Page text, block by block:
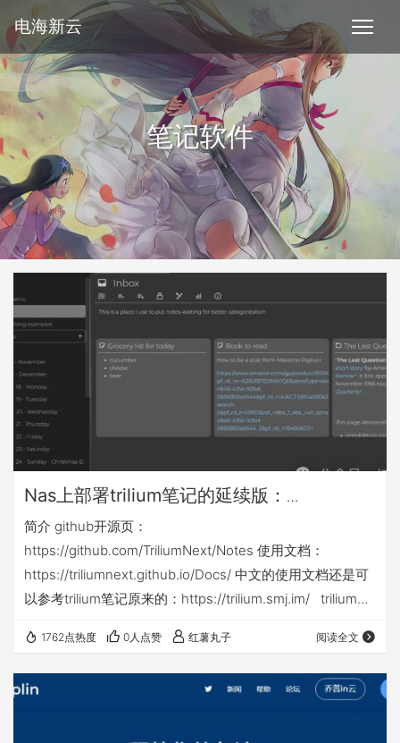
电海新云
笔记软件
Nas上部署trilium笔记的延续版：
TriliumNext
简介 github开源页：
https://github.com/TriliumNext/Notes 使用文档：
https://triliumnext.github.io/Docs/ 中文的使用文档还是可
以参考trilium笔记原来的：https://trilium.smj.im/ trilium笔
triliumnext继续完善 安装搭建 本次部署还是在飞牛nas的
docker compose环境下，nas侧端口不能和你已有应用端
口冲突，其…
1762点热度 0人点赞 红薯丸子 阅读全文